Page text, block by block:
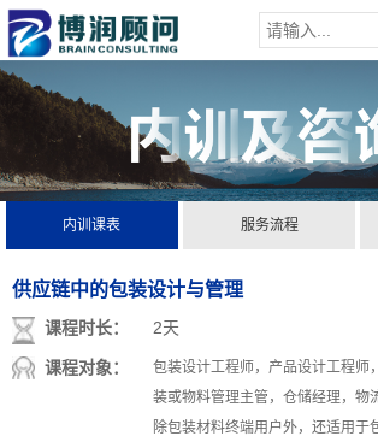
内训课表 服务流程
供应链中的包装设计与管理
课程时长： 2天
课程对象：
包装设计工程师，产品设计工程师
装或物料管理主管，仓储经理，物
除包装材料终端用户外，还适用于